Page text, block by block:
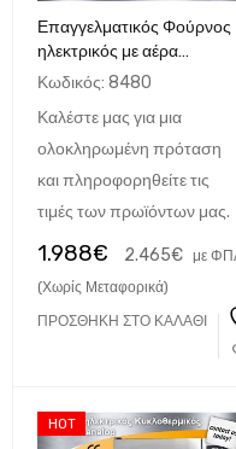
Επαγγελματικός Φούρνος
ηλεκτρικός με αέρα
αναλογικός για 6 λαμαρίνες
Evonit6
Κωδικός: 8480
Καλέστε μας για μια
ολοκληρωμένη πρόταση
και πληροφορηθείτε τις
τιμές των πρωϊόντων μας.
1.988€ 2.465€ με
(Χωρίς Μεταφορικά)
ΠΡΟΣΘΉΚΗ ΣΤΟ ΚΑΛΆΘΙ
HOT